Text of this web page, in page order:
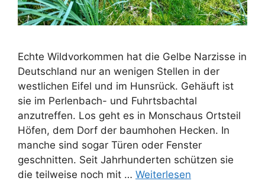
Echte Wildvorkommen hat die Gelbe Narzisse in
Deutschland nur an wenigen Stellen in der
westlichen Eifel und im Hunsrück. Gehäuft ist
sie im Perlenbach- und Fuhrtsbachtal
anzutreffen. Los geht es in Monschaus Ortsteil
Höfen, dem Dorf der baumhohen Hecken. In
manche sind sogar Türen oder Fenster
geschnitten. Seit Jahrhunderten schützen sie
die teilweise noch mit … Weiterlesen